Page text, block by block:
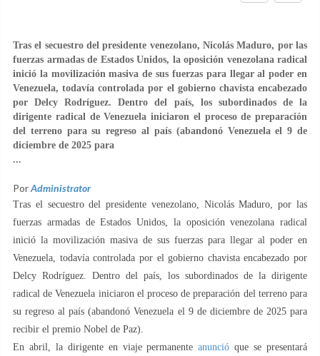
Tras el secuestro del presidente venezolano, Nicolás Maduro, por las
fuerzas armadas de Estados Unidos, la oposición venezolana radical
inició la movilización masiva de sus fuerzas para llegar al poder en
Venezuela, todavía controlada por el gobierno chavista encabezado
por Delcy Rodríguez. Dentro del país, los subordinados de la
dirigente radical de Venezuela iniciaron el proceso de preparación
del terreno para su regreso al país (abandonó Venezuela el 9 de
diciembre de 2025 para
...
PorAdministrator
Tras el secuestro del presidente venezolano, Nicolás Maduro, por las
fuerzas armadas de Estados Unidos, la oposición venezolana radical
inició la movilización masiva de sus fuerzas para llegar al poder en
Venezuela, todavía controlada por el gobierno chavista encabezado por
Delcy Rodríguez. Dentro del país, los subordinados de la dirigente
radical de Venezuela iniciaron el proceso de preparación del terreno para
su regreso al país (abandonó Venezuela el 9 de diciembre de 2025 para
recibir el premio Nobel de Paz).
En abril, la dirigente en viaje permanenteanunció que se presentará